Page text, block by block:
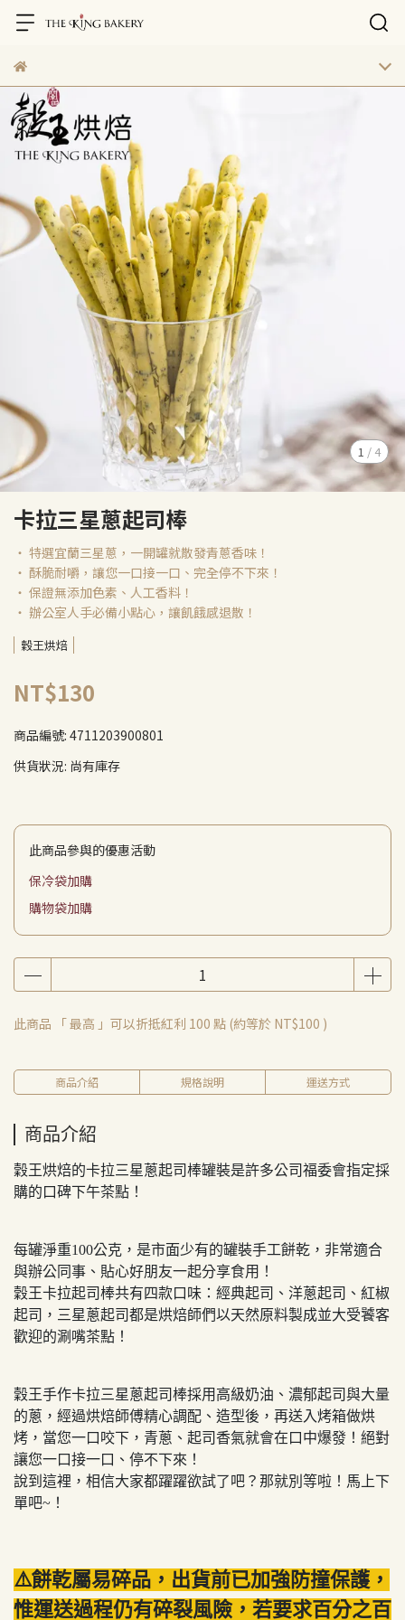
1 / 4
卡拉三星蔥起司棒
‧ 特選宜蘭三星蔥，一開罐就散發青蔥香味！
‧ 酥脆耐嚼，讓您一口接一口、完全停不下來！
‧ 保證無添加色素、人工香料！
‧ 辦公室人手必備小點心，讓飢餓感退散！
穀王烘焙
NT$130
商品編號: 4711203900801
供貨狀況: 尚有庫存
此商品參與的優惠活動
保冷袋加購
購物袋加購
此商品 「 最高 」可以折抵紅利 100 點 (約等於 NT$100 )
商品介紹 規格說明 運送方式
商品介紹
穀王烘焙的卡拉三星蔥起司棒罐裝是許多公司福委會指定採
購的口碑下午茶點！
每罐淨重100公克，是市面少有的罐裝手工餅乾，非常適合
與辦公同事、貼心好朋友一起分享食用！
穀王卡拉起司棒共有四款口味：經典起司、洋蔥起司、紅椒
起司，三星蔥起司都是烘焙師們以天然原料製成並大受饕客
歡迎的涮嘴茶點！
穀王手作卡拉三星蔥起司棒採用高級奶油、濃郁起司與大量
的蔥，經過烘焙師傅精心調配、造型後，再送入烤箱做烘
烤，當您一口咬下，青蔥、起司香氣就會在口中爆發！絕對
讓您一口接一口、停不下來！
說到這裡，相信大家都躍躍欲試了吧？那就別等啦！馬上下
單吧~！
⚠️餅乾屬易碎品，出貨前已加強防撞保護，
惟運送過程仍有碎裂風險，若要求百分之百